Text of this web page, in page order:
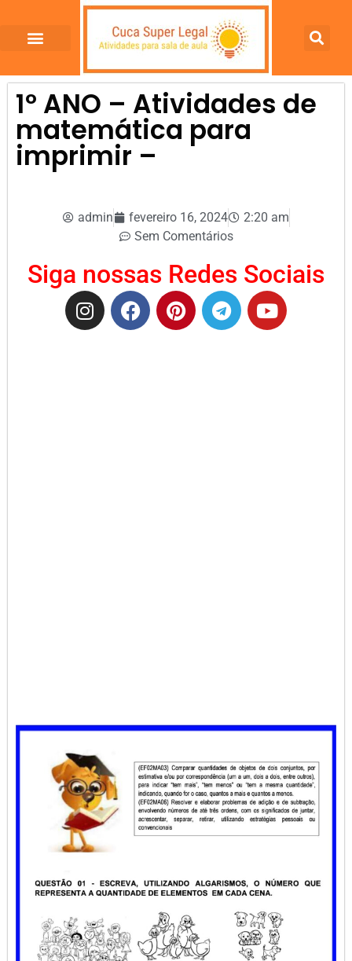
1º ANO – Atividades de
matemática para
imprimir –
admin fevereiro 16, 2024
2:20 am
Sem Comentários
Siga nossas Redes Sociais